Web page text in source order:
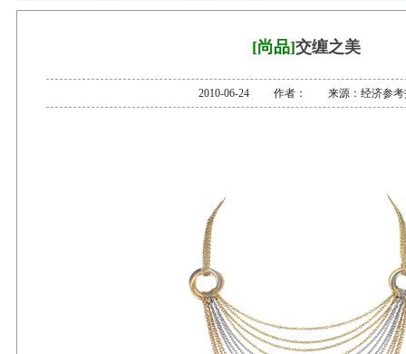
[尚品]交缠之美
2010-06-24 作者： 来源：经济参考